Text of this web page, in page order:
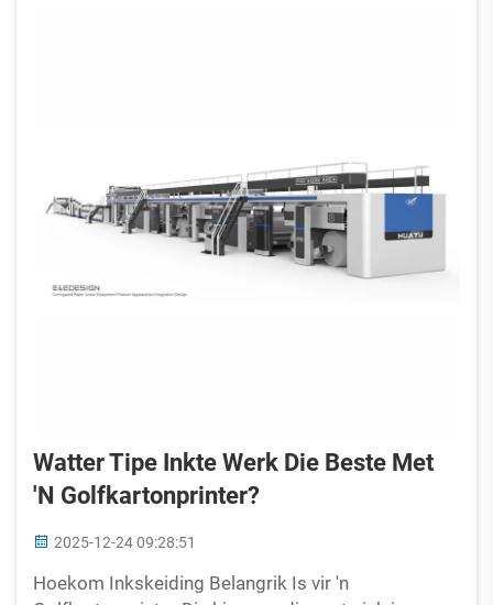
Watter Tipe Inkte Werk Die Beste Met
'n Golfkartonprinter?
2025-12-24 09:28:51
Hoekom Inkskeiding Belangrik Is vir 'n